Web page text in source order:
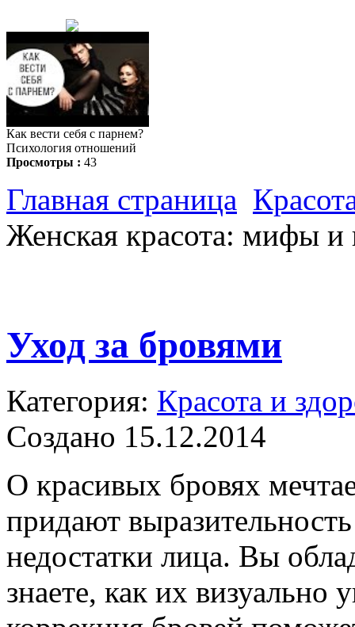
Как вести себя с парнем?
Психология отношений
Просмотры : 43
Главная страница
Женская красота: мифы и
Уход за бровями
Категория: Красота и
Создано 15.12.2014
О красивых бровях
придают
недостатки лица. Вы
знаете, как их визуально